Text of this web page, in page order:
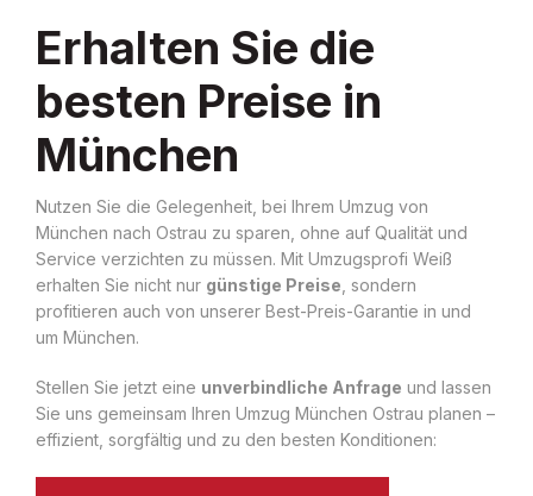
Erhalten Sie die
besten Preise in
München
Nutzen Sie die Gelegenheit, bei Ihrem Umzug von
München nach Ostrau zu sparen, ohne auf Qualität und
Service verzichten zu müssen. Mit Umzugsprofi Weiß
erhalten Sie nicht nur günstige Preise , sondern
profitieren auch von unserer Best-Preis-Garantie in und
um München.
Stellen Sie jetzt eine unverbindliche Anfrage und lassen
Sie uns gemeinsam Ihren Umzug München Ostrau planen –
effizient, sorgfältig und zu den besten Konditionen: